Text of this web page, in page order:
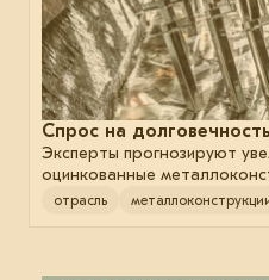
Спрос на долговечность
Эксперты прогнозируют
оцинкованные
отрасль